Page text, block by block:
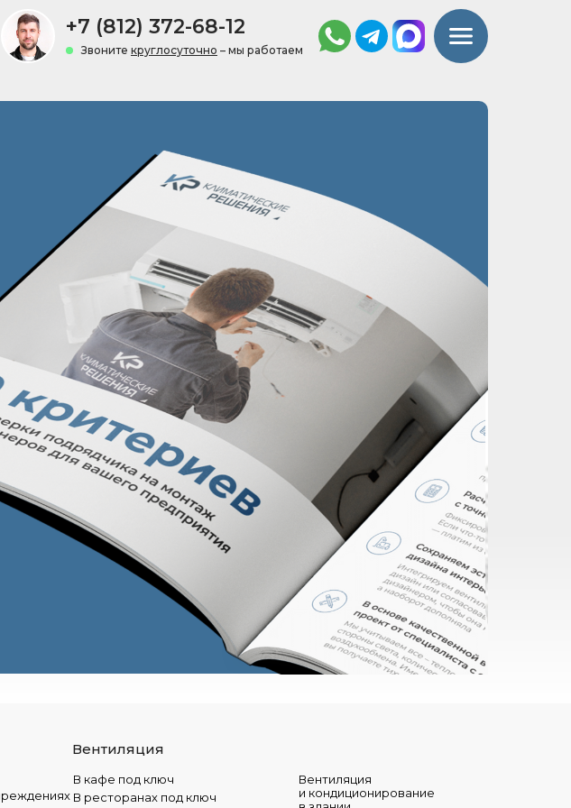
+7 (812) 372-68-12
Звоните круглосуточно – мы работаем info@klimat-r.ru
+7 (812) 372-68-12
Вентиляция
и кондиционирование
В кафе под ключ
В ресторанах под ключ
Вентиляция